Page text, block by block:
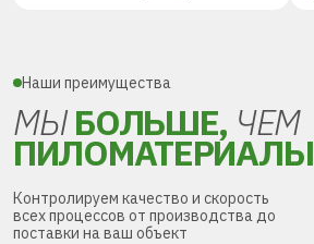
Наши преимущества
МЫБОЛЬШЕ, ЧЕМ
ПИЛОМАТЕРИАЛЫ
Контролируем качество и скорость
всех процессов от производства до
поставки на ваш объект